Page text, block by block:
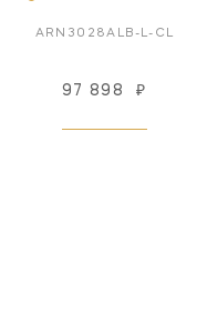
ARN3028ALB-L-CL
97 898 ₽